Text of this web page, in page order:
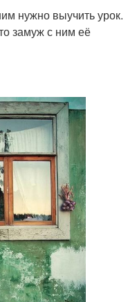
нужно выучить урок.
замуж с ним её